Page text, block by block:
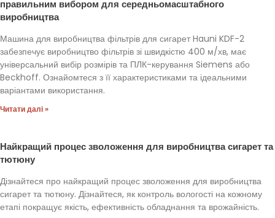
правильним вибором для середньомасштабного
виробництва
Машина для виробництва фільтрів для сигарет Hauni KDF-2
забезпечує виробництво фільтрів зі швидкістю 400 м/хв, має
універсальний вибір розмірів та ПЛК-керування Siemens або
Beckhoff. Ознайомтеся з її характеристиками та ідеальними
варіантами використання.
Читати далі »
Найкращий процес зволоження для виробництва сигарет та
тютюну
Дізнайтеся про найкращий процес зволоження для виробництва
сигарет та тютюну. Дізнайтеся, як контроль вологості на кожному
етапі покращує якість, ефективність обладнання та врожайність.